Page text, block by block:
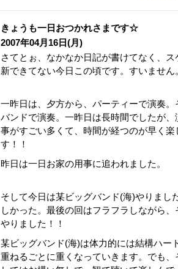
きょうも一日おつかれさまです☆
2007年04月16日(月)
さてとぉ、なかなか日記が書けてなく、
新できてない今日この頃です。すいません
一昨日は、夕方から、パーティーで演奏
バンドで演奏。一昨日は長時間でしたが
事がすごい多くて、時間が経つのが早く楽
す！！
昨日は一日お家の用事に追われました。
そして今日は某ビッグバンド(海)やりまし
しかった。最後の回はフラフラしながら
やりました！！
某ビッグバンド(海)は体力的には結構ハー
重ねるごとに重くなっていきます。でも